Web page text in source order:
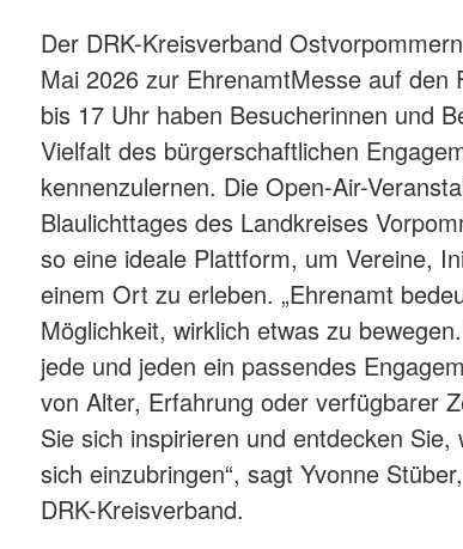
Der DRK-Kreisverband
Mai 2026 zur EhrenamtMesse auf den
bis 17 Uhr haben Besucherinnen und
Vielfalt des bürgerschaftlichen
kennenzulernen. Die Open-Air-
Blaulichttages des Landkreises
so eine ideale Plattform, um Vereine,
einem Ort zu erleben. „Ehrenamt
Möglichkeit, wirklich etwas zu
jede und jeden ein passendes
von Alter, Erfahrung oder verfügbarer
Sie sich inspirieren und entdecken
sich einzubringen“, sagt Yvonne
DRK-Kreisverband.